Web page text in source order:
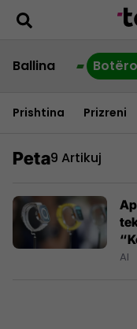
Ballina
Prishtina Prizreni
Peta9 Artikuj
AI